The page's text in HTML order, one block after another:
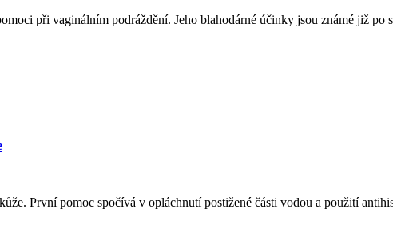
při vaginálním podráždění. Jeho blahodárné účinky jsou známé již
První pomoc spočívá v opláchnutí postižené části vodou a použití